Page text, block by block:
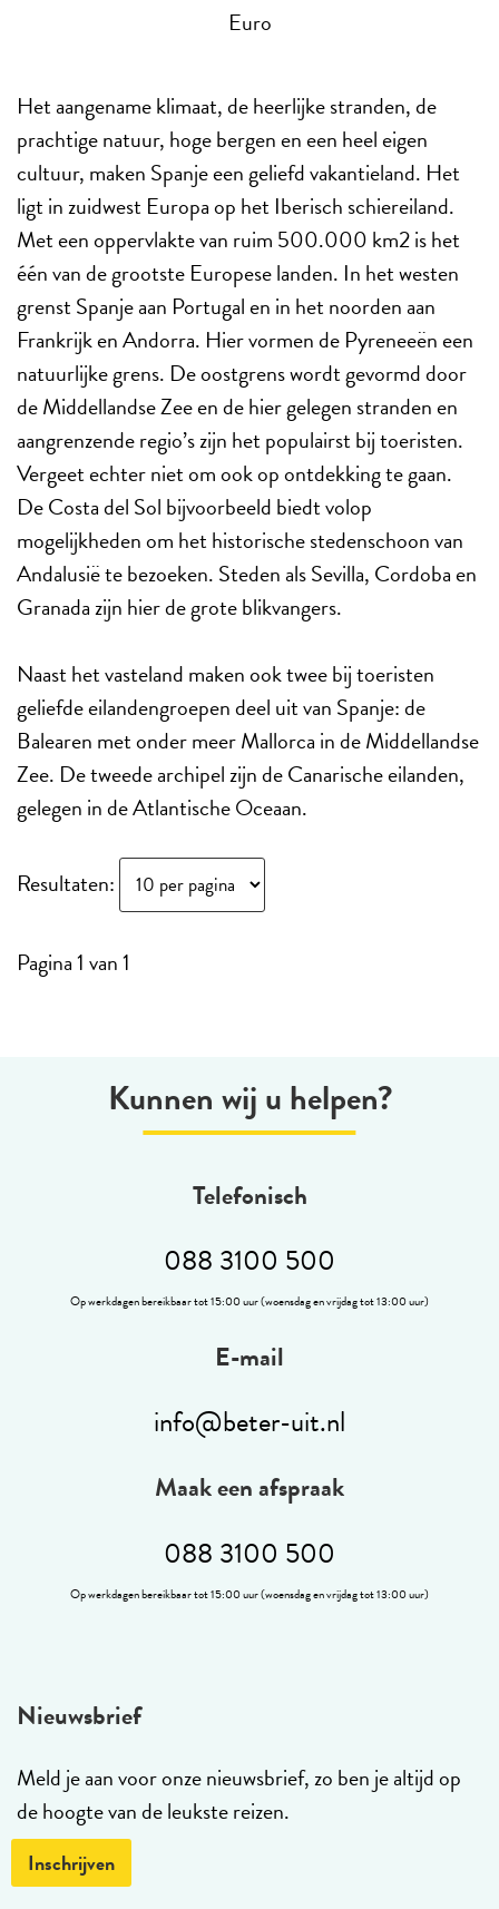
Euro
Het aangename klimaat, de heerlijke stranden, de
prachtige natuur, hoge bergen en een heel eigen
cultuur, maken Spanje een geliefd vakantieland. Het
ligt in zuidwest Europa op het Iberisch schiereiland.
Met een oppervlakte van ruim 500.000 km2 is het
één van de grootste Europese landen. In het westen
grenst Spanje aan Portugal en in het noorden aan
Frankrijk en Andorra. Hier vormen de Pyreneeën een
natuurlijke grens. De oostgrens wordt gevormd door
de Middellandse Zee en de hier gelegen stranden en
aangrenzende regio’s zijn het populairst bij toeristen.
Vergeet echter niet om ook op ontdekking te gaan.
De Costa del Sol bijvoorbeeld biedt volop
mogelijkheden om het historische stedenschoon van
Andalusië te bezoeken. Steden als Sevilla, Cordoba en
Granada zijn hier de grote blikvangers.
Naast het vasteland maken ook twee bij toeristen
geliefde eilandengroepen deel uit van Spanje: de
Balearen met onder meer Mallorca in de Middellandse
Zee. De tweede archipel zijn de Canarische eilanden,
gelegen in de Atlantische Oceaan.
Resultaten:
Pagina 1 van 1
Kunnen wij u helpen?
Telefonisch
088 3100 500
Op werkdagen bereikbaar tot 15:00 uur (woensdag en vrijdag tot 13:00 uur)
E-mail
info@beter-uit.nl
Maak een afspraak
088 3100 500
Op werkdagen bereikbaar tot 15:00 uur (woensdag en vrijdag tot 13:00 uur)
Nieuwsbrief
Meld je aan voor onze nieuwsbrief, zo ben je altijd op
de hoogte van de leukste reizen.
Inschrijven